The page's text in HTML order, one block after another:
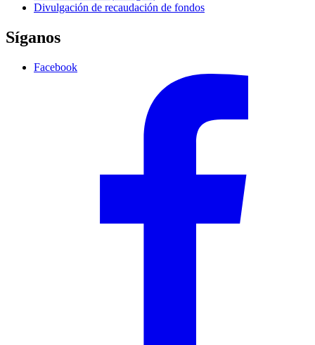
Divulgación de recaudación de fondos
Síganos
Facebook